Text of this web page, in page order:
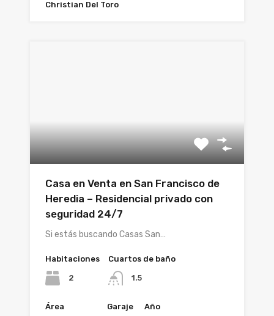
Christian Del Toro
Casa en Venta en San Francisco de
Heredia – Residencial privado con
seguridad 24/7
Si estás buscando Casas San…
Habitaciones
2
Cuartos de baño
1.5
Área Garaje Año